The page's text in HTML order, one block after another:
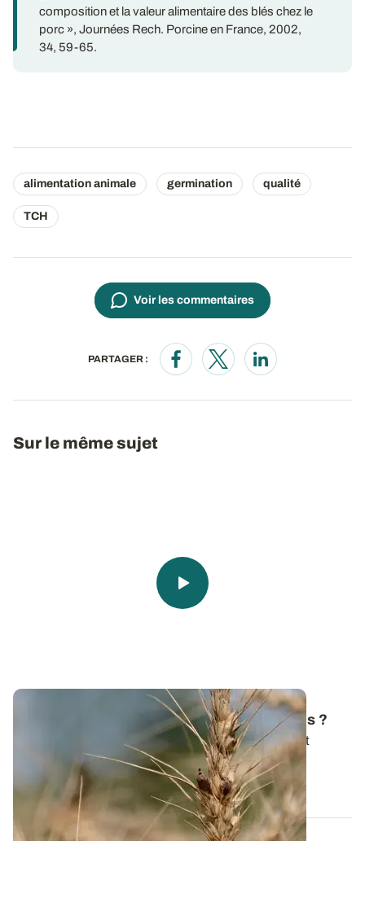
composition et la valeur alimentaire des blés chez le
porc », Journées Rech. Porcine en France, 2002,
34, 59-65.
alimentation animale germination qualité
TCH
Voir les commentaires
PARTAGER :
Opens in a new window
Opens in a new window
Opens in a new
Sur le même sujet
Comment gérer l'ergot en grandes cultures ?
Des grains noirs dans une benne de blé fraîchement
moissonné ! C’est peut-être des...
03 JUILL. 2025